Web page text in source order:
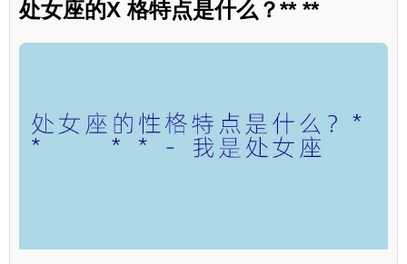
处女座的X 格特点是什么？** **